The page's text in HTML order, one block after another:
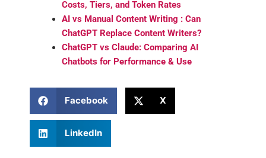
Costs, Tiers, and Token Rates
AI vs Manual Content Writing : Can
ChatGPT Replace Content Writers?
ChatGPT vs Claude: Comparing AI
Chatbots for Performance & Use
Facebook X
LinkedIn